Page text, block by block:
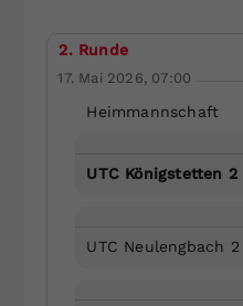
2. Runde
17. Mai 2026, 07:00
Heimmannschaft
UTC Königstetten 2
UTC Neulengbach 2